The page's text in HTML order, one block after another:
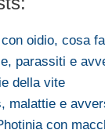
oidio, cosa
parassiti e
della vite
malattie e
con